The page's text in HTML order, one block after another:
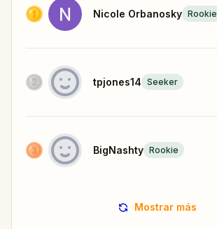
Nicole Orbanosky Rookie
tpjones14 Seeker
BigNashty Rookie
Mostrar más